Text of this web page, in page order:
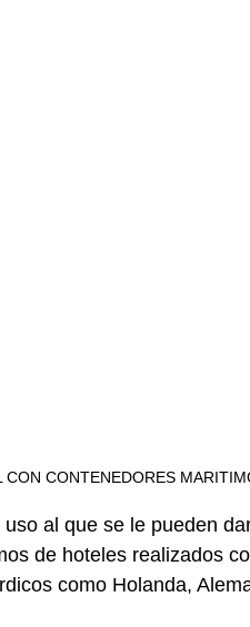
CON CONTENEDORES
al que se le pueden
de hoteles realizados
como Holanda,